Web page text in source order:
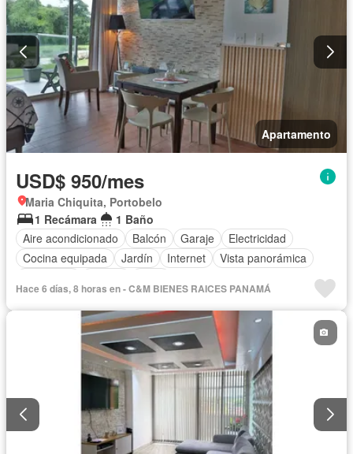
Apartamento
USD$ 950/mes
Maria Chiquita, Portobelo
1 Recámara
1 Baño
Aire acondicionado
Balcón Garaje
Electricidad
Cocina equipada
Jardín Internet
Vista panorámica
Hace 6 días, 8 horas en - C&M BIENES RAICES PANAMÁ